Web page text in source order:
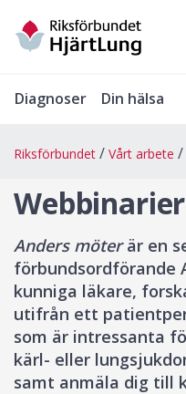
Diagnoser Din hälsa
Riksförbundet Vårt arbete
Anders möterär en
förbundsordförande
kunniga läkare,
utifrån ett
som är intressanta
kärl- eller
samt anmäla dig till